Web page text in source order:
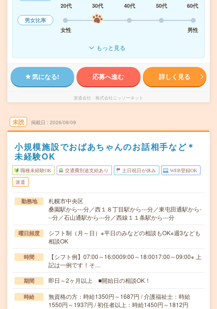
20代
30代 40代 50代
60代
男女比率
女性
男性
もっと見る
気になる! 応募へ進む 詳しく見る
派遣会社 株式会社ニッソーネット
未読 掲載日 2026/08/09
小規模施設でおばあちゃんのお話相手など＊
未経験OK
職種未経験OK 交通費別途支給あり 土日祝日が休み WEB登録OK
派遣
勤務地
札幌市中央区
桑園駅から---分／西１８丁目駅から---分／東屯田通駅から-
--分／石山通駅から---分／西線１１条駅から---分
曜日頻度
シフト制（月～日）※平日のみなどの相談もOK※週3なども
相談OK
時間
【シフト例】07:00～16:0009:00～18:0017:00～09:00※ 上
記は一例です！そ…
期間 即日～2ヶ月以上 ■開始日の相談OK！
時給
無資格の方：時給1350円～1687円 / 介護福祉士：時給
1550円～1937円 / 初任者以上：時給1450円～1812円